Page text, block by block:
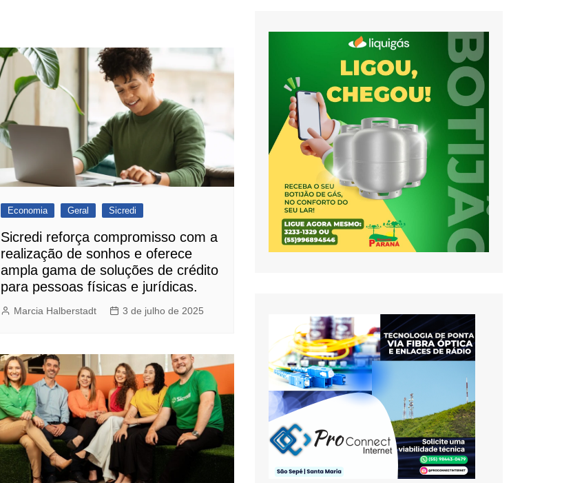
Economia Geral Sicredi
​Sicredi reforça compromisso com a
realização de sonhos e oferece
ampla gama de soluções de crédito
para pessoas físicas e jurídicas.
Marcia Halberstadt 3 de julho de 2025